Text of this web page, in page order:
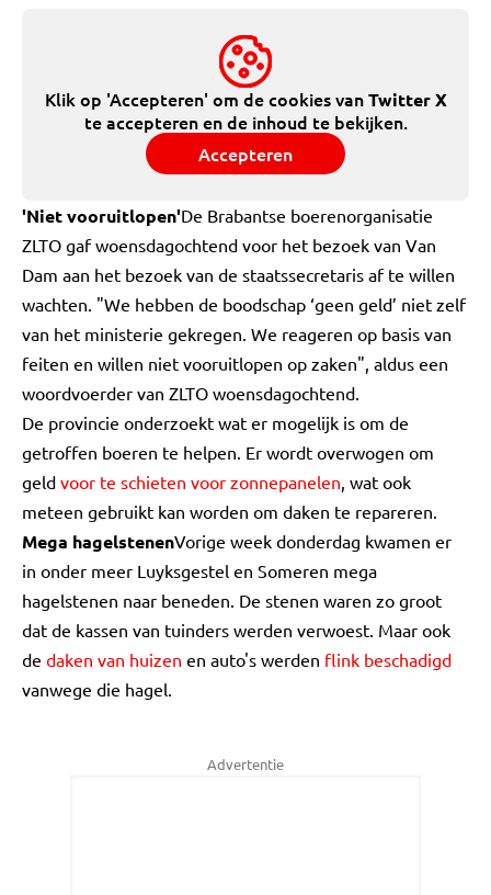
Klik op 'Accepteren' om de cookies vanTwitter X
te accepteren en de inhoud te bekijken.
Accepteren
'Niet vooruitlopen'De Brabantse boerenorganisatie
ZLTO gaf woensdagochtend voor het bezoek van Van
Dam aan het bezoek van de staatssecretaris af te willen
wachten. "We hebben de boodschap ‘geen geld’ niet zelf
van het ministerie gekregen. We reageren op basis van
feiten en willen niet vooruitlopen op zaken", aldus een
woordvoerder van ZLTO woensdagochtend.
De provincie onderzoekt wat er mogelijk is om de
getroffen boeren te helpen. Er wordt overwogen om
geld voor te schieten voor zonnepanelen, wat ook
meteen gebruikt kan worden om daken te repareren.
Mega hagelstenenVorige week donderdag kwamen er
in onder meer Luyksgestel en Someren mega
hagelstenen naar beneden. De stenen waren zo groot
dat de kassen van tuinders werden verwoest. Maar ook
de daken van huizen en auto's werden flink beschadigd
vanwege die hagel.
Advertentie